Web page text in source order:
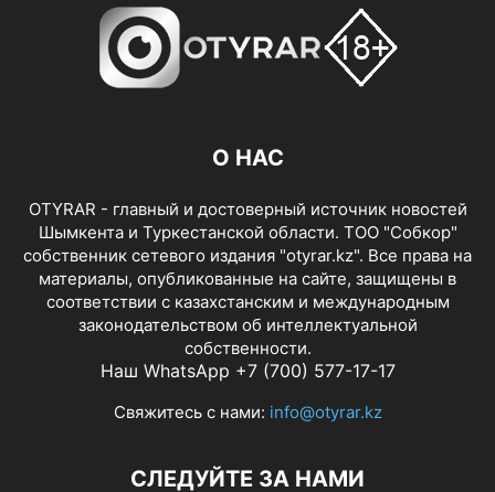
О НАС
OTYRAR - главный и достоверный источник новостей
Шымкента и Туркестанской области. ТОО "Собкор"
собственник сетевого издания "otyrar.kz". Все права на
материалы, опубликованные на сайте, защищены в
соответствии с казахстанским и международным
законодательством об интеллектуальной
собственности.
Наш WhatsApp +7 (700) 577-17-17
Свяжитесь с нами: info@otyrar.kz
СЛЕДУЙТЕ ЗА НАМИ